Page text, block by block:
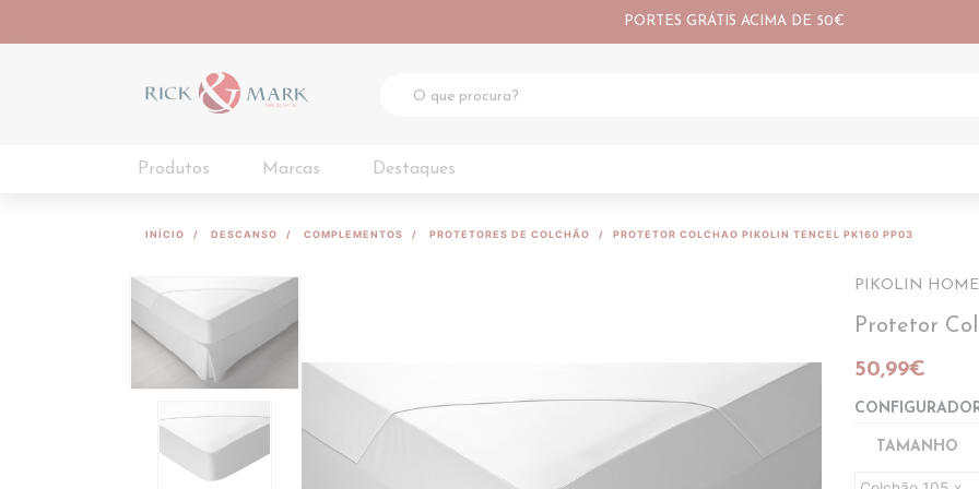
PORTES GRÁTIS ACIMA DE 50€
Produtos Marcas Destaques
INÍCIO DESCANSO COMPLEMENTOS PROTETORES DE COLCHÃO PROTETOR COLCHAO PIKOLIN TENCEL PK160 PP03
PIKOLIN HOME
Protetor
50,99€
TAMANHO